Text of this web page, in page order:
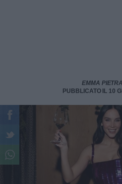
EMMA
PUBBLICATO IL 10